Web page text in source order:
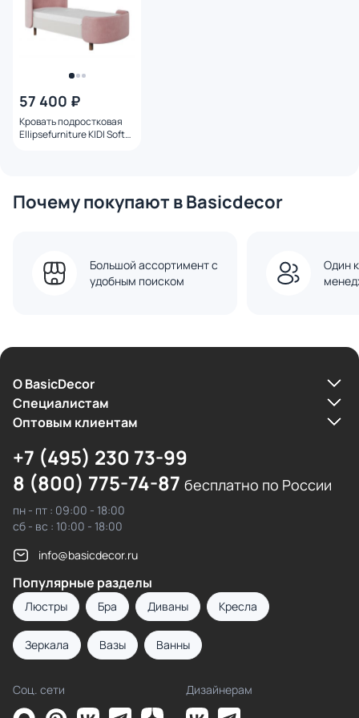
57 400 ₽
Кровать подростковая
Ellipsefurniture KIDI Soft
Почему покупают в Basicdecor
Большой ассортимент с
удобным поиском
Один
О BasicDecor
Cпециалистам
Оптовым клиентам
+7 (495) 230 73-99
8 (800) 775-74-87 бесплатно по России
пн - пт : 09:00 - 18:00
сб - вс : 10:00 - 18:00
info@basicdecor.ru
Популярные разделы
Люстры Бра Диваны Кресла
Зеркала Вазы Ванны
Соц. сети Дизайнерам